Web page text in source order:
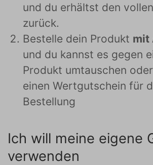
und du erhältst den
zurück.
Bestelle dein Produkt mit
und du kannst es gegen
Produkt umtauschen
einen Wertgutschein für
Bestellung
Ich will meine eigene
verwenden